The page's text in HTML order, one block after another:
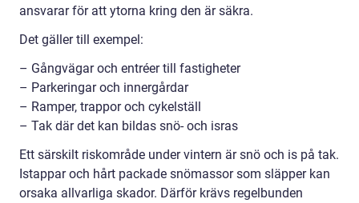
ansvarar för att ytorna kring den är säkra.
Det gäller till exempel:
– Gångvägar och entréer till fastigheter
– Parkeringar och innergårdar
– Ramper, trappor och cykelställ
– Tak där det kan bildas snö- och isras
Ett särskilt riskområde under vintern är snö och is på tak.
Istappar och hårt packade snömassor som släpper kan
orsaka allvarliga skador. Därför krävs regelbunden